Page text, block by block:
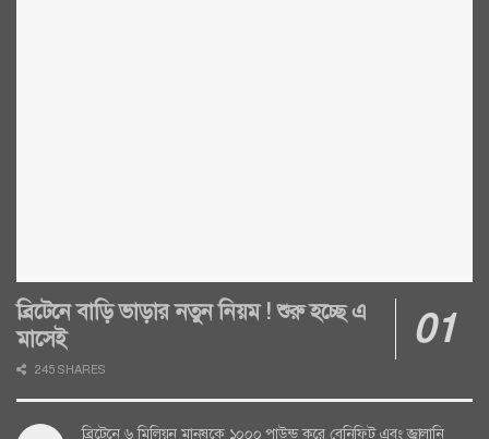
ব্রিটেনে বাড়ি ভাড়ার নতুন নিয়ম ! শুরু হচ্ছে এ
মাসেই
245 SHARES
ব্রিটেনে ৬ মিলিয়ন মানুষকে ১০০০ পাউন্ড করে বেনিফিট এবং জ্বালানি